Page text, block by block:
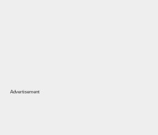
Advertisement